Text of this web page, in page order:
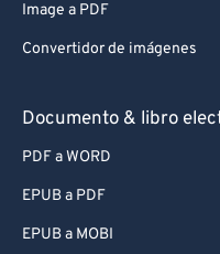
Image a PDF
Convertidor de imágenes
Documento & libro
PDF a WORD
EPUB a PDF
EPUB a MOBI